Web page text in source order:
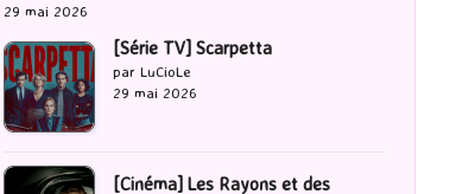
29 mai 2026
[Série TV] Scarpetta
par LuCioLe
29 mai 2026
[Cinéma] Les Rayons et des